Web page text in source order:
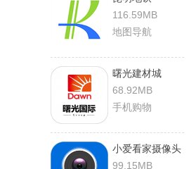
116.59MB
地图导航
曙光建材城
68.92MB
手机购物
小爱看家摄像头
99.15MB